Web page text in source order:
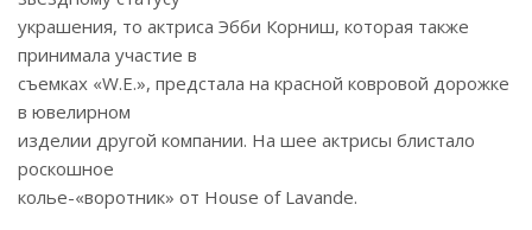
украшения, то актриса Эбби Корниш, которая также
принимала участие в
съемках «W.E.», предстала на красной ковровой дорожке
в ювелирном
изделии другой компании. На шее актрисы блистало
роскошное
колье-«воротник» от House of Lavande.